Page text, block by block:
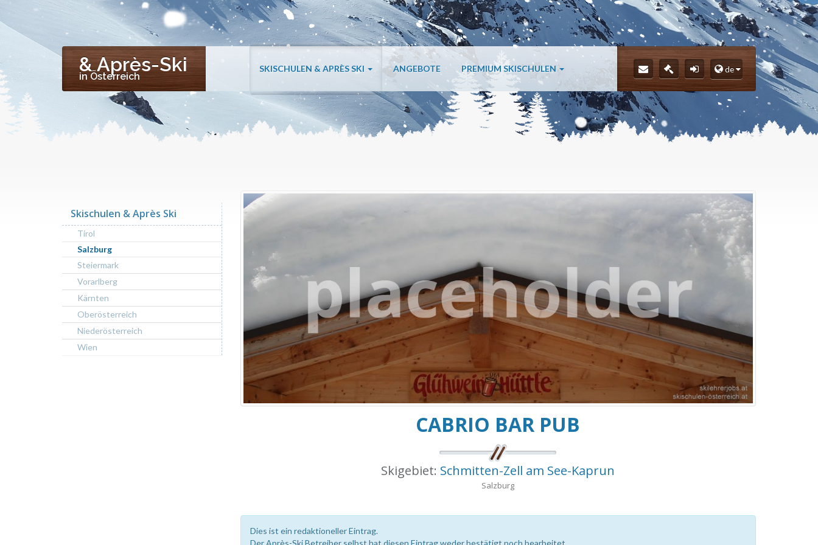
& Après-Ski
in Österreich
SKISCHULEN & APRÈS SKI ANGEBOTE PREMIUM SKISCHULEN de
CABRIO BAR PUB
Skigebiet: Schmitten-Zell am See-Kaprun
Salzburg
Dies ist ein redaktioneller Eintrag.
Skischulen & Après Ski
Tirol
Salzburg
Steiermark
Vorarlberg
Kärnten
Oberösterreich
Niederösterreich
Wien